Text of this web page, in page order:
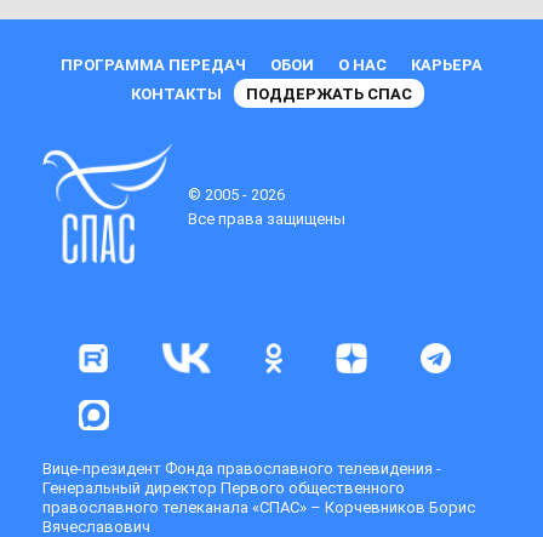
ПРОГРАММА ПЕРЕДАЧ ОБОИ О НАС
КАРЬЕРА
КОНТАКТЫ
ПОДДЕРЖАТЬ СПАС
© 2005 - 2026
Все права защищены
Вице-президент Фонда православного телевидения -
Генеральный директор Первого общественного
православного телеканала «СПАС» – Корчевников Борис
Вячеславович